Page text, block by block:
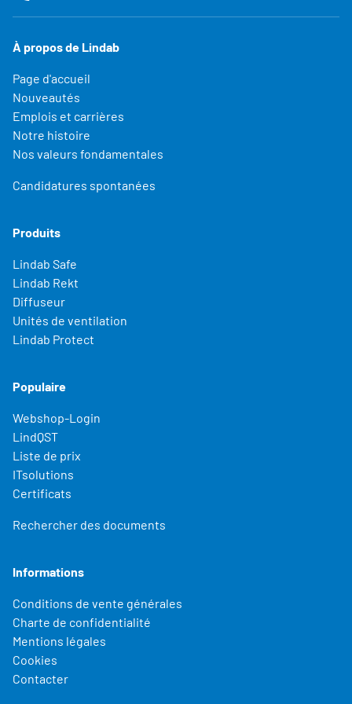
À propos de Lindab
Page d'accueil
Nouveautés
Emplois et carrières
Notre histoire
Nos valeurs fondamentales
Candidatures spontanées
Produits
Lindab Safe
Lindab Rekt
Diffuseur
Unités de ventilation
Lindab Protect
Populaire
Webshop-Login
LindQST
Liste de prix
ITsolutions
Certificats
Rechercher des documents
Informations
Conditions de vente générales
Charte de confidentialité
Mentions légales
Cookies
Contacter